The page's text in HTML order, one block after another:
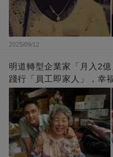
2025/09/12
明道轉型企業家「月入2
踐行「員工即家人」，幸
闆的福報